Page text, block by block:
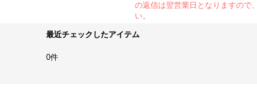
の返信は翌営業日となりますので
い。
最近チェックしたアイテム
0件